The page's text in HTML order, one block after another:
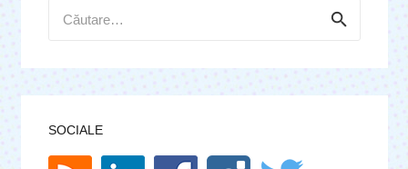
după:
SOCIALE